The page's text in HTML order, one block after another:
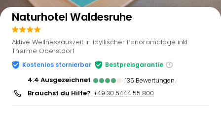
Naturhotel Waldesruhe
Aktive Wellnessauszeit in idyllischer Panoramalage inkl.
Therme Oberstdorf
Kostenlos stornierbar Bestpreisgarantie
4.4 ausgezeichnet 135 Bewertungen
Brauchst du Hilfe? +49 30 5444 55 800